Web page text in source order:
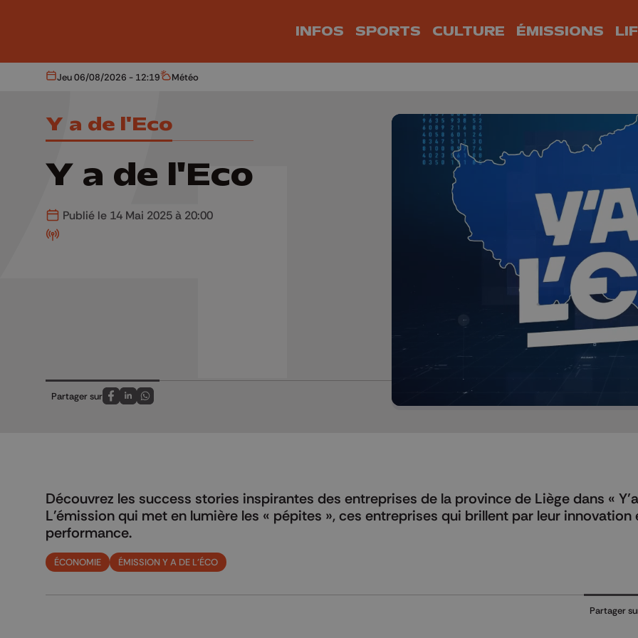
INFOS SPORTS CULTURE ÉMISSIONS
Aujourd'hui
Jeu 06/08/2026 - 12:19 Météo
Météo
Y a de l'Eco
Y a de l'Eco
Publié le 14 Mai 2025 à 20:00
Partager sur
Partagez sur FaceBook
Partagez sur LinkedIn
Partagez sur Whatsapp Mettre en pause
Découvrez les success stories inspirantes des entreprises de la province de Liège dans « Y’a
L'émission qui met en lumière les « pépites », ces entreprises qui brillent par leur innovation
performance.
ÉCONOMIE ÉMISSION Y A DE L'ÉCO
Partager